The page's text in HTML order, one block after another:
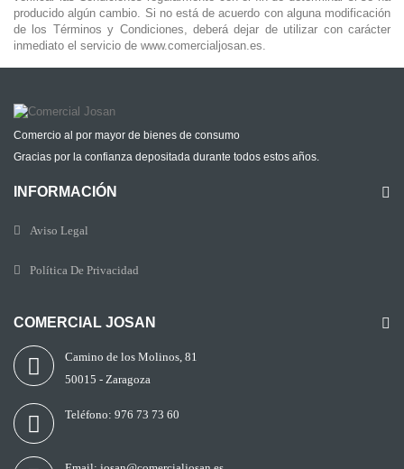
producido algún cambio. Si no está de acuerdo con alguna modificación
de los Términos y Condiciones, deberá dejar de utilizar con carácter
inmediato el servicio de www.comercialjosan.es.
Comercio al por mayor de bienes de consumo
Gracias por la confianza depositada durante todos estos años.
INFORMACIÓN
Aviso Legal
Política De Privacidad
COMERCIAL JOSAN
Camino de los Molinos, 81
50015 - Zaragoza
Teléfono: 976 73 73 60